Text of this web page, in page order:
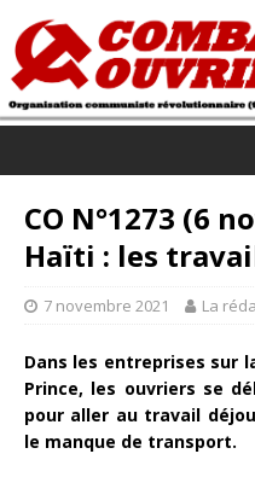
CO N°1273 (6
Haïti : les
7 novembre 2021 La
Dans les entreprises sur
Prince, les ouvriers se
pour aller au travail
le manque de transport.